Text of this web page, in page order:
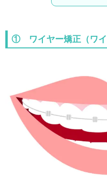
① ワイヤー矯正（ワイ